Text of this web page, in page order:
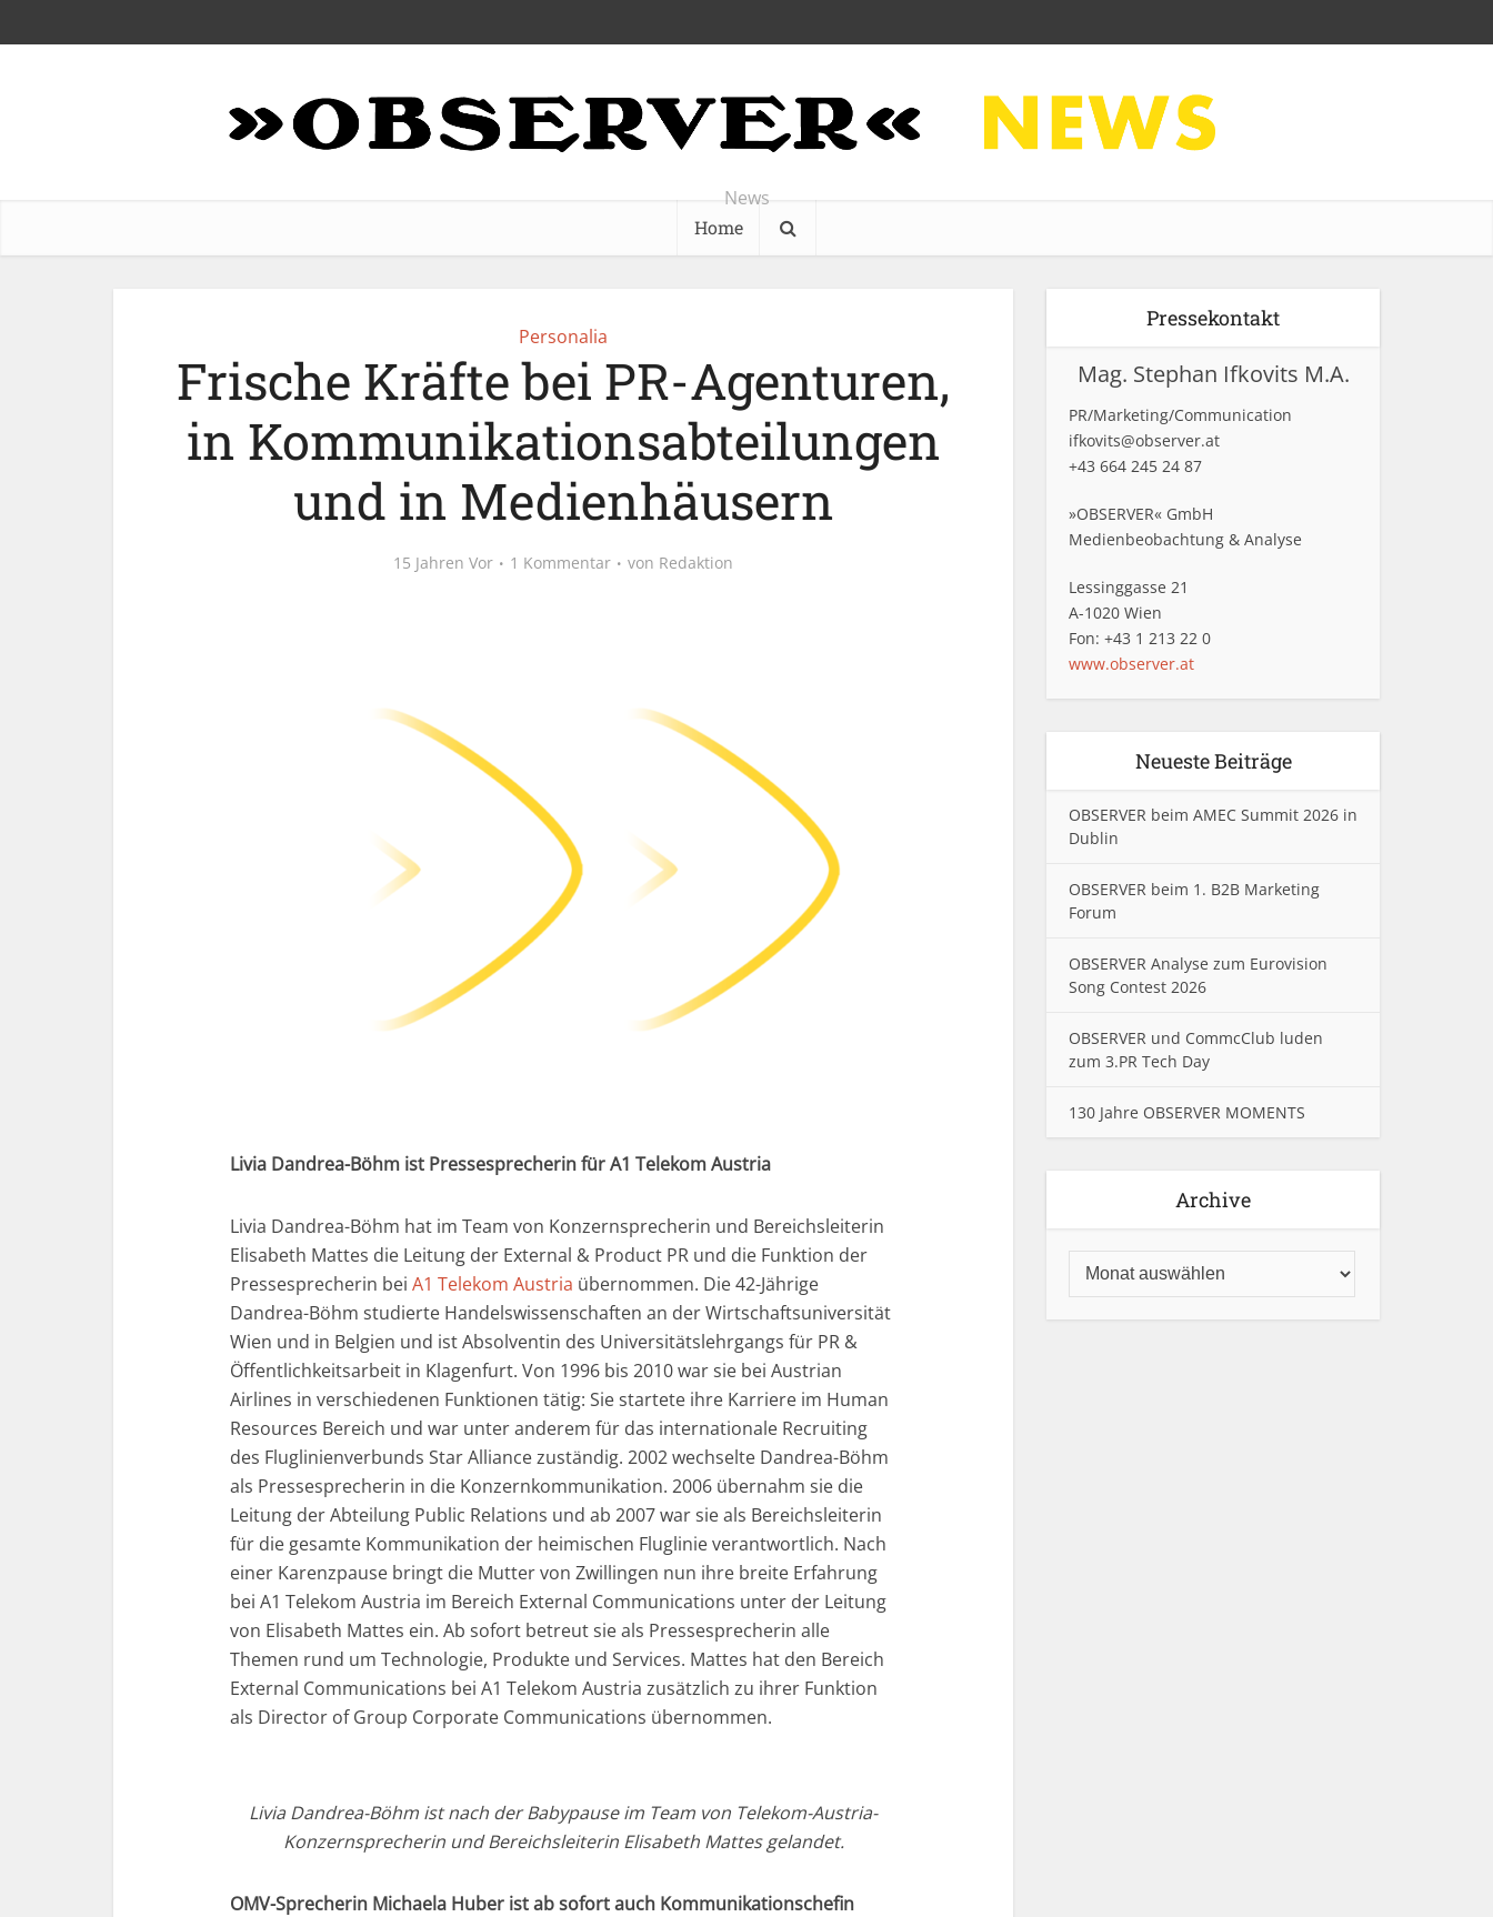
News
Home
Personalia
Frische Kräfte bei PR-Agenturen,
in Kommunikationsabteilungen
und in Medienhäusern
15 Jahren Vor 1 Kommentar von Redaktion
Livia Dandrea-Böhm ist Pressesprecherin für A1 Telekom Austria
Livia Dandrea-Böhm hat im Team von Konzernsprecherin und Bereichsleiterin
Elisabeth Mattes die Leitung der External & Product PR und die Funktion der
Pressesprecherin bei A1 Telekom Austria übernommen. Die 42-Jährige
Dandrea-Böhm studierte Handelswissenschaften an der Wirtschaftsuniversität
Wien und in Belgien und ist Absolventin des Universitätslehrgangs für PR &
Öffentlichkeitsarbeit in Klagenfurt. Von 1996 bis 2010 war sie bei Austrian
Airlines in verschiedenen Funktionen tätig: Sie startete ihre Karriere im Human
Resources Bereich und war unter anderem für das internationale Recruiting
des Fluglinienverbunds Star Alliance zuständig. 2002 wechselte Dandrea-Böhm
als Pressesprecherin in die Konzernkommunikation. 2006 übernahm sie die
Leitung der Abteilung Public Relations und ab 2007 war sie als Bereichsleiterin
für die gesamte Kommunikation der heimischen Fluglinie verantwortlich. Nach
einer Karenzpause bringt die Mutter von Zwillingen nun ihre breite Erfahrung
bei A1 Telekom Austria im Bereich External Communications unter der Leitung
von Elisabeth Mattes ein. Ab sofort betreut sie als Pressesprecherin alle
Themen rund um Technologie, Produkte und Services. Mattes hat den Bereich
External Communications bei A1 Telekom Austria zusätzlich zu ihrer Funktion
als Director of Group Corporate Communications übernommen.
Livia Dandrea-Böhm ist nach der Babypause im Team von Telekom-Austria-
Konzernsprecherin und Bereichsleiterin Elisabeth Mattes gelandet.
OMV-Sprecherin Michaela Huber ist ab sofort auch Kommunikationschefin
Pressekontakt
Mag. Stephan Ifkovits M.A.
PR/Marketing/Communication
ifkovits@observer.at
+43 664 245 24 87
»OBSERVER« GmbH
Medienbeobachtung & Analyse
Lessinggasse 21
A-1020 Wien
Fon: +43 1 213 22 0
www.observer.at
Neueste Beiträge
OBSERVER beim AMEC Summit 2026 in
Dublin
OBSERVER beim 1. B2B Marketing
Forum
OBSERVER Analyse zum Eurovision
Song Contest 2026
OBSERVER und CommcClub luden
zum 3.PR Tech Day
130 Jahre OBSERVER MOMENTS
Archive